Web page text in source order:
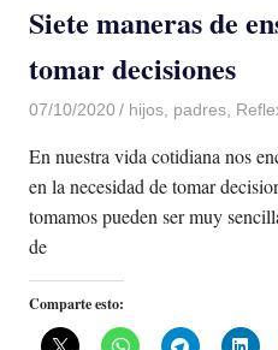
Siete maneras de
tomar decisiones
07/10/2020 De todo un Poco
hijos, padres,
En nuestra vida cotidiana nos
en la necesidad de tomar
tomamos pueden ser muy
de
Comparte esto: